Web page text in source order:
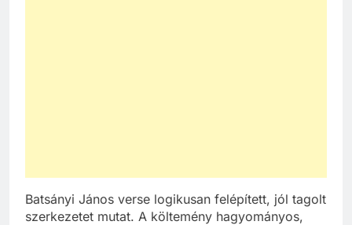
Batsányi János verse logikusan felépített, jól tagolt
szerkezetet mutat. A költemény hagyományos,